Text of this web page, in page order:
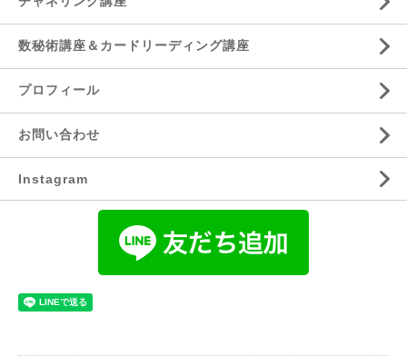
数秘術講座＆カードリーディング講座
プロフィール
お問い合わせ
Instagram